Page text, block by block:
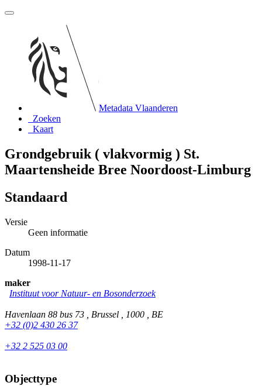
Metadata Vlaanderen
Zoeken
Kaart
Grondgebruik ( vlakvormig ) St.
Maartensheide Bree Noordoost-Limburg
Standaard
Versie
Geen informatie
Datum
1998-11-17
maker
Instituut voor Natuur- en Bosonderzoek
Havenlaan 88 bus 73 , Brussel , 1000 , BE
+32 (0)2 430 26 37
+32 2 525 03 00
Objecttype